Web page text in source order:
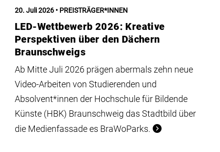
Institute
Forschung
Infrastruktur
Aktuelles
meinstudium
20. Juli 2026 PREISTRÄGER*INNEN
LED-Wettbewerb 2026: Kreative
Perspektiven über den Dächern
Braunschweigs
Ab Mitte Juli 2026 prägen abermals zehn neue
Video-Arbeiten von Studierenden und
Absolvent*innen der Hochschule für Bildende
Künste (HBK) Braunschweig das Stadtbild über
die Medienfassade es BraWoParks.